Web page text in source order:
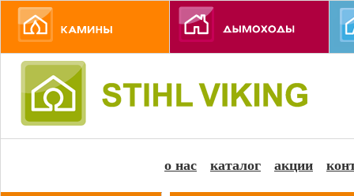
о нас каталог акции